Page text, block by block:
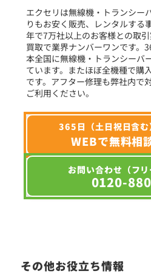
選択条件をリ
エクセリは無線機・トランシー
りもお安く販売、レンタルする
年で7万社以上のお客様との取
買取で業界ナンバーワンです。
本全国に無線機・トランシーバ
ています。またほぼ全機種で購
です。アフター修理も弊社内で
ご利用ください。
365日（土日祝日含
WEBで無料相
お問い合わせ（フリ
0120-
その他お役立ち情報